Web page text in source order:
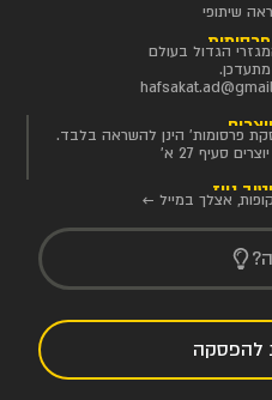
שיתופי
הגדול בעולם
פרסומות' הינן להשראה בלבד.
סעיף 27 א'
ניוזאצלך במייל ←
להפסקה